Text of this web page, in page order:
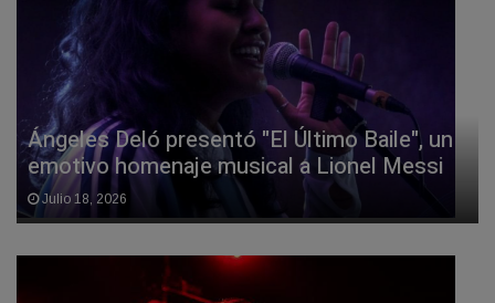
Ángeles Deló presentó "El Último Baile", un
emotivo homenaje musical a Lionel Messi
Julio 18, 2026